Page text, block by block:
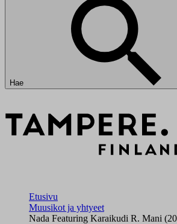
Hae
Etusivu
Muusikot ja yhtyeet
Nada Featuring Karaikudi R. Mani